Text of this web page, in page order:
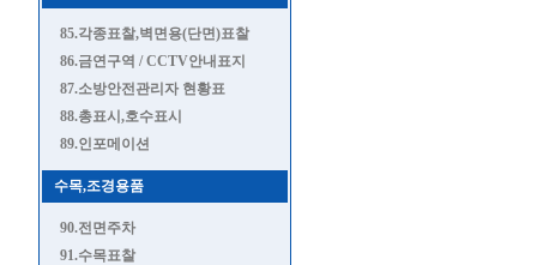
85.각종표찰,벽면용(단면)표찰
86.금연구역 / CCTV안내표지
87.소방안전관리자 현황표
88.총표시,호수표시
89.인포메이션
수목,조경용품
90.전면주차
91.수목표찰